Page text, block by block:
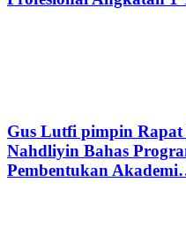
Gus Lutfi pimpin
Nahdliyin Bahas
Pembentukan